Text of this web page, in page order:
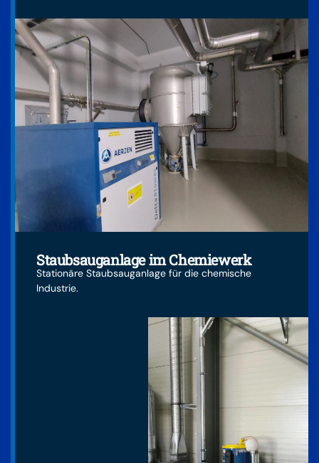
Staubsauganlage im Chemiewerk
Stationäre Staubsauganlage für die chemische
Industrie.